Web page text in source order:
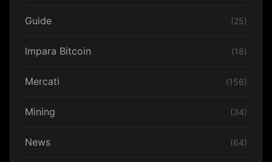
Guide (25)
Impara Bitcoin (18)
Mercati (156)
Mining (34)
News (64)